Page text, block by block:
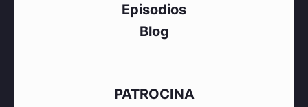
Episodios
Blog
PATROCINA